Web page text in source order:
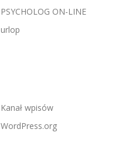
PSYCHOLOG ON-LINE
urlop
Kanał wpisów
WordPress.org